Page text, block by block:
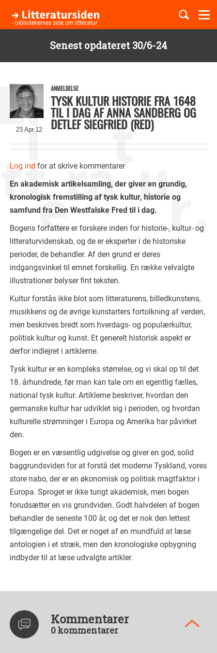
Senest opdateret 30/6-24
hovedindhold
- bibliotekernes side om litteratur
Børnebøger
Temaer
23 Apr.12
ANMELDELSE
TYSK KULTUR HISTORIE FRA 1648
TIL I DAG AF ANNA SANDBERG OG
DETLEF SIEGFRIED (RED)
Log ind for at skrive kommentarer
En akademisk artikelsamling, der giver en grundig,
kronologisk fremstilling af tysk kultur, historie og
samfund fra Den Westfalske Fred til i dag.
Bogens forfattere er forskere inden for historie-, kultur- og
litteraturvidenskab, og de er eksperter i de historiske
perioder, de behandler. Af den grund er deres
indgangsvinkel til emnet forskellig. En række velvalgte
illustrationer belyser fint teksten.
Kultur forstås ikke blot som litteraturens, billedkunstens,
musikkens og de øvrige kunstarters fortolkning af verden,
men beskrives bredt som hverdags- og populærkultur,
politisk kultur og kunst. Et generelt historisk aspekt er
derfor indlejret i artiklerne.
Tysk kultur er en kompleks størrelse, og vi skal op til det
18. århundrede, før man kan tale om en egentlig fælles,
national tysk kultur. Artiklerne beskriver, hvordan den
germanske kultur har udviklet sig i perioden, og hvordan
kulturelle strømninger i Europa og Amerika har påvirket
den.
Bogen er en væsentlig udgivelse og giver en god, solid
baggrundsviden for at forstå det moderne Tyskland, vores
store nabo, der er en økonomisk og politisk magtfaktor i
Europa. Sproget er ikke tungt akademisk, men bogen
forudsætter en vis grundviden. Godt halvdelen af bogen
behandler de seneste 100 år, og det er nok den lettest
tilgængelige del. Det er noget af en mundfuld at læse
antologien i et stræk, men den kronologiske opbygning
indbyder til at læse udvalgte artikler.
Kommentarer
0 kommentarer